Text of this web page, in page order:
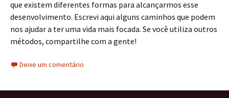
que existem diferentes formas para alcançarmos esse
desenvolvimento. Escrevi aqui alguns caminhos que podem
nos ajudar a ter uma vida mais focada. Se você utiliza outros
métodos, compartilhe com a gente!
Deixe um comentário